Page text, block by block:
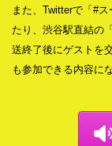
また、Twitterで「#
たり、渋谷駅直結の
送終了後にゲストを
も参加できる内容に